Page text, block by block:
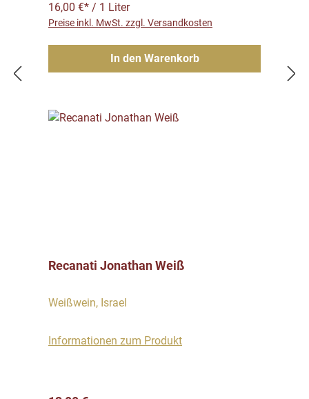
16,00 €* / 1 Liter
Preise inkl. MwSt. zzgl. Versandkosten
In den Warenkorb
Recanati Jonathan Weiß
Weißwein, Israel
Informationen zum Produkt